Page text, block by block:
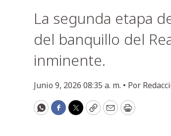
La segunda etapa
del banquillo del
inminente.
Junio 9, 2026 08:35 a. m. • Por
WhatsApp
Facebook
Twitter
CopyEmailPrint